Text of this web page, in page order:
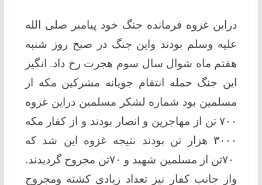
دراین غزوه فرمانده جنگ خود پیامبر صلی الله
علیه وسلم بودند واین جنگ در صبح روز شنبه
هفتم ماه شوال سال سوم هجرت رخ داد. انگیز
این جنگ حمله انتقام جویانه مشرکین مکه از
مسلمین بود شماره لشکر مسلمین دراین غزوه
۷۰۰ تن از مهاجرین و انصار بودند و از کفار مکه
۳۰۰۰ هزار تن بودند نتیجه غزوه این شد که
۷۰تن از مسلمین شهید و ۷۰تن مجروح گردیدند.
واز جانب کفار نیز تعداد زیادی کشته ومجروح